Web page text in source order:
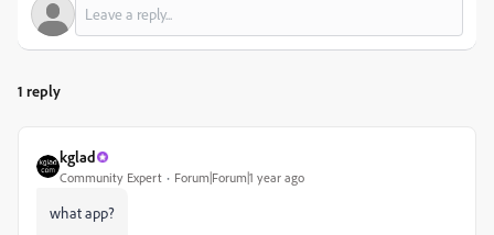
1 reply
kglad
Community Expert Forum|Forum|1 year ago
what app?